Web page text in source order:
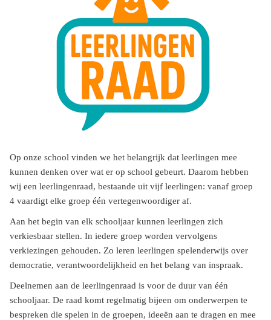
Op onze school vinden we het belangrijk dat leerlingen mee
kunnen denken over wat er op school gebeurt. Daarom hebben
wij een leerlingenraad, bestaande uit vijf leerlingen: vanaf groep
4 vaardigt elke groep één vertegenwoordiger af.
Aan het begin van elk schooljaar kunnen leerlingen zich
verkiesbaar stellen. In iedere groep worden vervolgens
verkiezingen gehouden. Zo leren leerlingen spelenderwijs over
democratie, verantwoordelijkheid en het belang van inspraak.
Deelnemen aan de leerlingenraad is voor de duur van één
schooljaar. De raad komt regelmatig bijeen om onderwerpen te
bespreken die spelen in de groepen, ideeën aan te dragen en mee